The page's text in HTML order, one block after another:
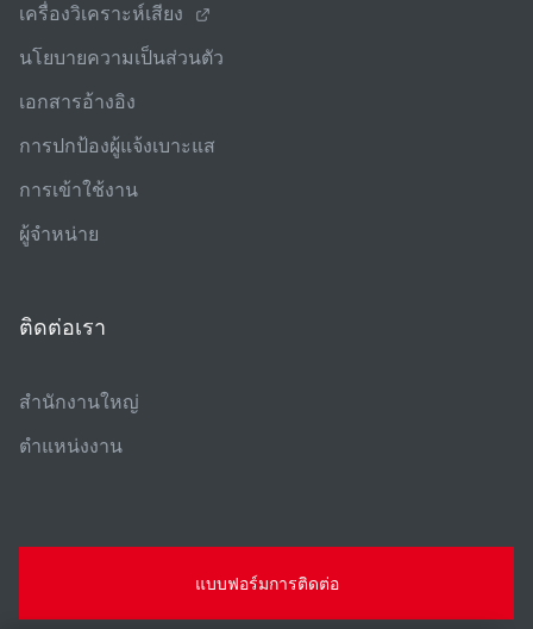
เครื่องวิเคราะห์เสียง
นโยบายความเป็นส่วนตัว
เอกสารอ้างอิง
การปกป้องผู้แจ้งเบาะแส
การเข้าใช้งาน
ผู้จําหน่าย
ติดต่อเรา
สํานักงานใหญ่
ตําแหน่งงาน
แบบฟอร์มการติดต่อ